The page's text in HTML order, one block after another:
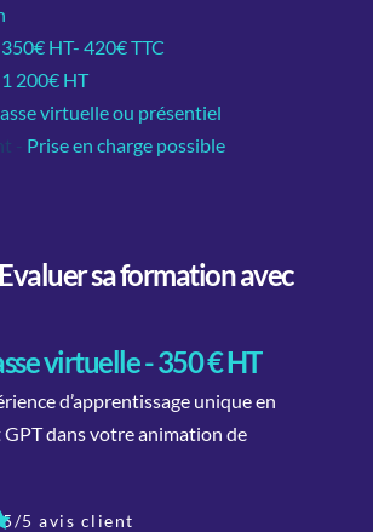
sa formation avec
virtuelle - 350 € HT
d’apprentissage unique en
dans votre animation de
5/5 avis client
350€ HT- 420€ TTC
1 200€ HT
virtuelle ou présentiel
- Prise en charge possible